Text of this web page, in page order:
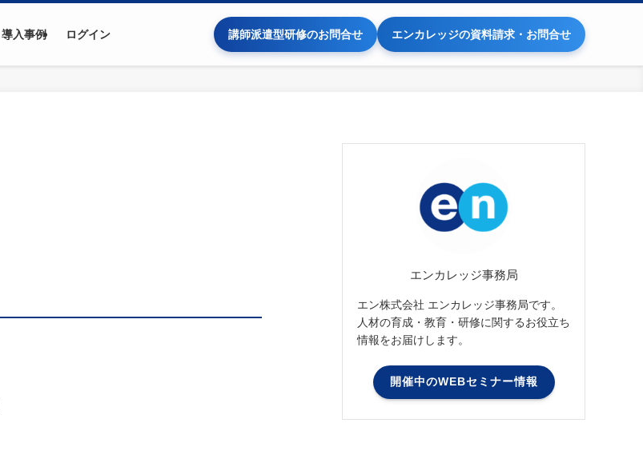
導入事例 ログイン 講師派遣型研修のお問合せ エンカレッジの資料請求・お問合せ
エンカレッジ事務局
エン株式会社 エンカレッジ事務局です。
人材の育成・教育・研修に関するお役立ち
情報をお届けします。
開催中のWEBセミナー情報